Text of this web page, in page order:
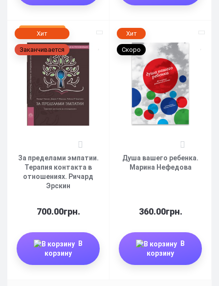
Нет в наличии
Хит
Заканчивается
За пределами эмпатии.
Терапия контакта в
отношениях. Ричард
Эрскин
700.00грн.
В
корзину
Хит
Скоро
Душа вашего ребенка.
Марина Нефедова
360.00грн.
В
корзину